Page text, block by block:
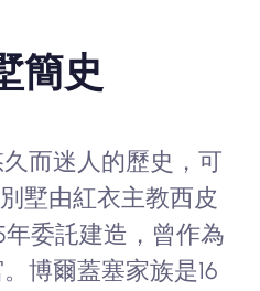
簡史
而迷人的歷史，可
墅由紅衣主教西皮
年委託建造，曾作為
博爾蓋塞家族是16